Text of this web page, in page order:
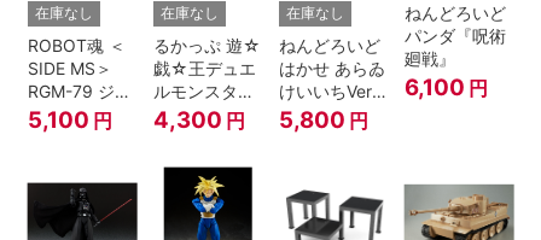
在庫なし
ROBOT魂 ＜
SIDE MS＞
RGM-79 ジム
ver.
A.N.I.M.E.
5,100 円
在庫なし
るかっぷ 遊☆
戯☆王デュエ
ルモンスター
ズ ブラック・
マジシャン・
4,300 円
在庫なし
ねんどろいど
はかせ あらゐ
けいいちVer.
『日常』
5,800 円
ねんどろいど
パンダ『呪術
廻戦』
6,100 円